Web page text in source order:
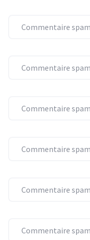
Commentaire
Commentaire
Commentaire
Commentaire
Commentaire
Commentaire